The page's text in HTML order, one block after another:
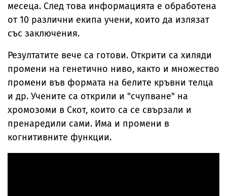
месеца. След това информацията е обработена
от 10 различни екипа учени, които да излязат
със заключения.
Резултатите вече са готови. Открити са хиляди
промени на генетично ниво, както и множество
промени във формата на белите кръвни телца
и др. Учените са открили и "счупване" на
хромозоми в Скот, които са се свързали и
пренаредили сами. Има и промени в
когнитивните функции.